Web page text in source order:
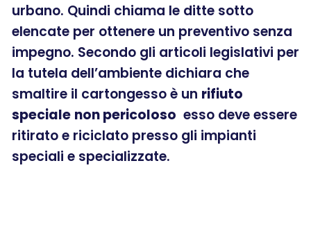
urbano. Quindi chiama le ditte sotto
elencate per ottenere un preventivo senza
impegno. Secondo gli articoli legislativi per
la tutela dell’ambiente dichiara che
smaltire il cartongesso è un rifiuto
speciale non pericoloso esso deve essere
ritirato e riciclato presso gli impianti
speciali e specializzate.